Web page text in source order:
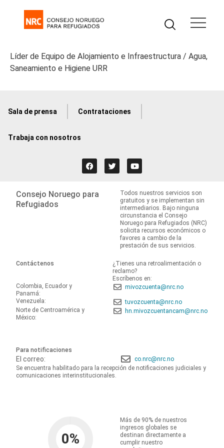
Líder de Equipo de Alojamiento e Infraestructura / Agua,
Saneamiento e Higiene URR
Sala de prensa Contrataciones
Trabaja con nosotros
Consejo Noruego para
Refugiados
Todos nuestros servicios son
gratuitos y se implementan sin
intermediarios. Bajo ninguna
circunstancia el Consejo
Noruego para Refugiados (NRC)
solicita recursos económicos o
favores a cambio de la
prestación de sus servicios.
Contáctenos
¿Tienes una retroalimentación o
reclamo?
Escríbenos en:
Colombia, Ecuador y
Panamá:
mivozcuenta@nrc.no
Venezuela:
tuvozcuenta@nrc.no
Norte de Centroamérica y
México:
hn.mivozcuentancam@nrc.no
Para notificaciones
El correo:
co.nrc@nrc.no
Se encuentra habilitado para la recepción de notificaciones judiciales y
comunicaciones interinstitucionales.
0%
Más de 90% de nuestros
ingresos globales se
destinan directamente a
cumplir nuestro